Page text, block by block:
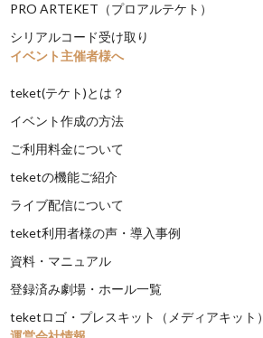
PRO ARTEKET（プロアルテケト）
シリアルコード受け取り
イベント主催者様へ
teket(テケト)とは？
イベント作成の方法
ご利用料金について
teketの機能ご紹介
ライブ配信について
teket利用者様の声・導入事例
資料・マニュアル
登録済み劇場・ホール一覧
teketロゴ・プレスキット（メディアキット）